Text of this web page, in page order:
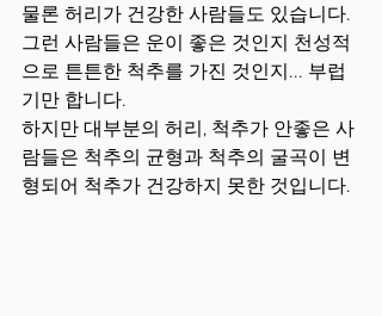
물론 허리가 건강한 사람들도 있습니다.
그런 사람들은 운이 좋은 것인지 천성적
으로 튼튼한 척추를 가진 것인지... 부럽
기만 합니다.
하지만 대부분의 허리, 척추가 안좋은 사
람들은 척추의 균형과 척추의 굴곡이 변
형되어 척추가 건강하지 못한 것입니다.